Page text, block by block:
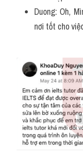
Duong: Oh,
nơi tốt cho